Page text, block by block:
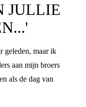
JULLIE
geleden, maar ik
aan mijn broers
als de dag van